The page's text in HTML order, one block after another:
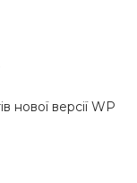
нової версії WP